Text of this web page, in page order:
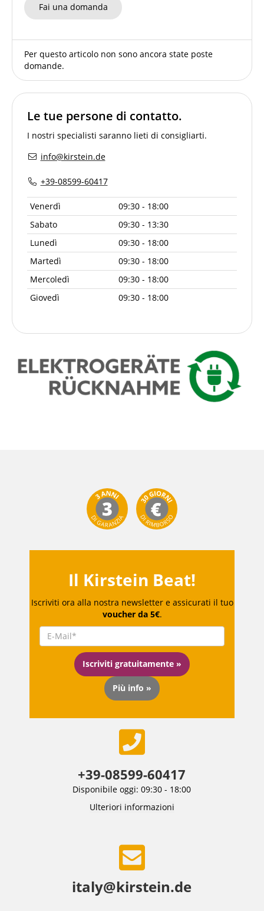
Fai una domanda
Per questo articolo non sono ancora state poste
domande.
Le tue persone di contatto.
I nostri specialisti saranno lieti di consigliarti.
info@kirstein.de
+39-08599-60417
Venerdì
09:30 - 18:00
Sabato
09:30 - 13:30
Lunedì
09:30 - 18:00
Martedì
09:30 - 18:00
Mercoledì
09:30 - 18:00
Giovedì
09:30 - 18:00
Il Kirstein Beat!
Iscriviti ora alla nostra newsletter e assicurati il tuo
voucher da 5€.
Iscriviti gratuitamente »
Più info »
+39-08599-60417
Disponibile oggi: 09:30 - 18:00
Ulteriori informazioni
italy@kirstein.de